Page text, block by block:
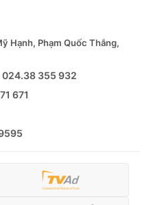
Hạnh, Phạm Quốc Thắng,
355 932
671